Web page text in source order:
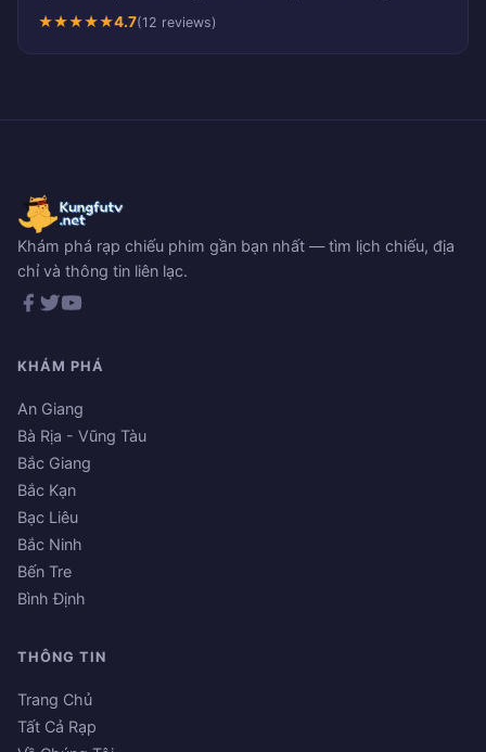
★★★★★4.7(12 reviews)
Khám phá rạp chiếu phim gần bạn nhất — tìm lịch chiếu, địa
chỉ và thông tin liên lạc.
KHÁM PHÁ
An Giang
Bà Rịa - Vũng Tàu
Bắc Giang
Bắc Kạn
Bạc Liêu
Bắc Ninh
Bến Tre
Bình Định
THÔNG TIN
Trang Chủ
Tất Cả Rạp